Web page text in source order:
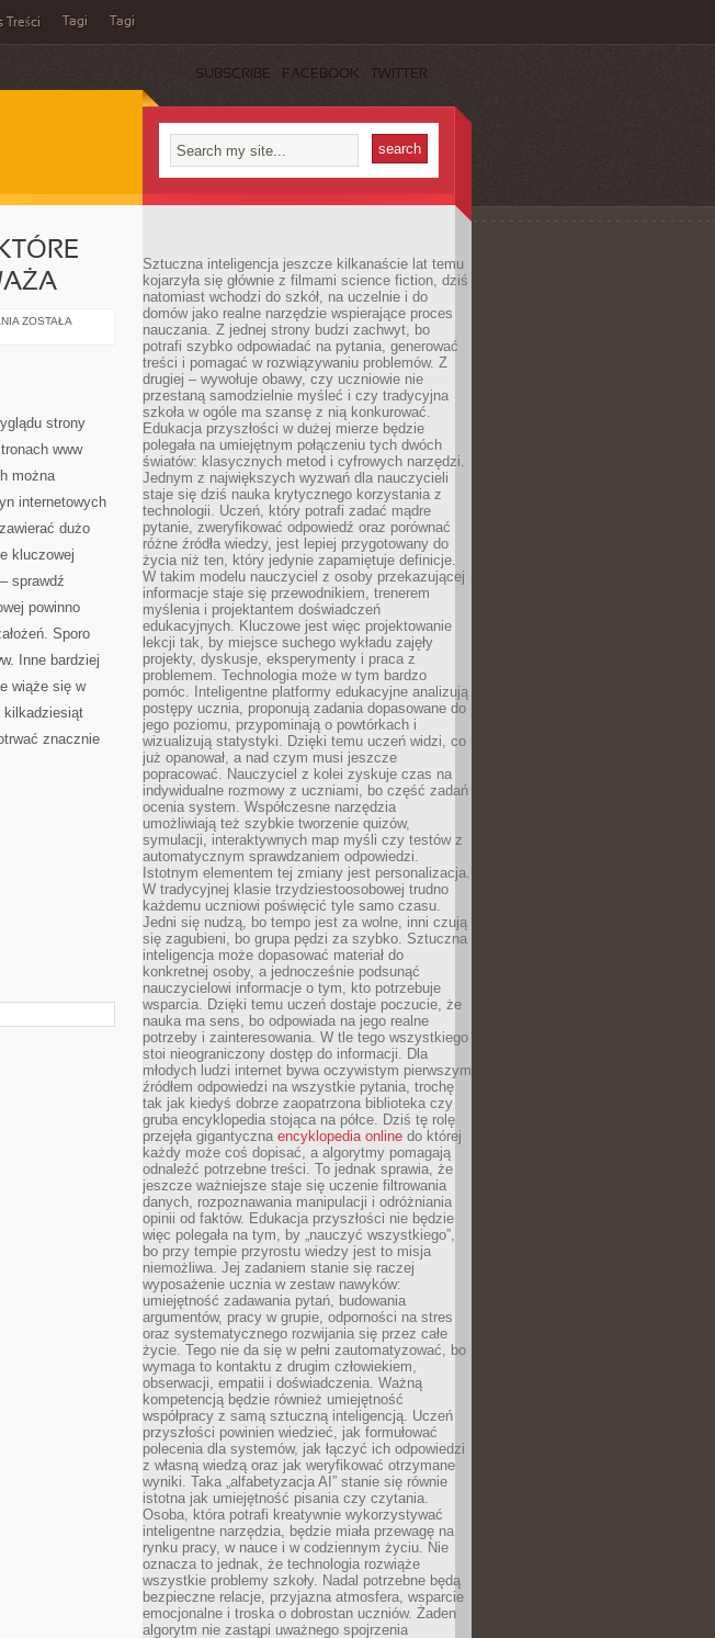
Treści Tagi Tagi
SUBSCRIBE FACEBOOK TWITTER
JEŻELI
UWAŻA
ZOSTAŁA
strony
www
można
internetowych
dużo
kluczowej
sprawdź
powinno
Sporo
Inne bardziej
wiąże się w
kilkadziesiąt
znacznie
Sztuczna inteligencja jeszcze kilkanaście lat temu
kojarzyła się głównie z filmami science fiction, dziś
natomiast wchodzi do szkół, na uczelnie i do
domów jako realne narzędzie wspierające proces
nauczania. Z jednej strony budzi zachwyt, bo
potrafi szybko odpowiadać na pytania, generować
treści i pomagać w rozwiązywaniu problemów. Z
drugiej – wywołuje obawy, czy uczniowie nie
przestaną samodzielnie myśleć i czy tradycyjna
szkoła w ogóle ma szansę z nią konkurować.
Edukacja przyszłości w dużej mierze będzie
polegała na umiejętnym połączeniu tych dwóch
światów: klasycznych metod i cyfrowych narzędzi.
Jednym z największych wyzwań dla nauczycieli
staje się dziś nauka krytycznego korzystania z
technologii. Uczeń, który potrafi zadać mądre
pytanie, zweryfikować odpowiedź oraz porównać
różne źródła wiedzy, jest lepiej przygotowany do
życia niż ten, który jedynie zapamiętuje definicje.
W takim modelu nauczyciel z osoby przekazującej
informacje staje się przewodnikiem, trenerem
myślenia i projektantem doświadczeń
edukacyjnych. Kluczowe jest więc projektowanie
lekcji tak, by miejsce suchego wykładu zajęły
projekty, dyskusje, eksperymenty i praca z
problemem. Technologia może w tym bardzo
pomóc. Inteligentne platformy edukacyjne analizują
postępy ucznia, proponują zadania dopasowane do
jego poziomu, przypominają o powtórkach i
wizualizują statystyki. Dzięki temu uczeń widzi, co
już opanował, a nad czym musi jeszcze
popracować. Nauczyciel z kolei zyskuje czas na
indywidualne rozmowy z uczniami, bo część zadań
ocenia system. Współczesne narzędzia
umożliwiają też szybkie tworzenie quizów,
symulacji, interaktywnych map myśli czy testów z
automatycznym sprawdzaniem odpowiedzi.
Istotnym elementem tej zmiany jest personalizacja.
W tradycyjnej klasie trzydziestoosobowej trudno
każdemu uczniowi poświęcić tyle samo czasu.
Jedni się nudzą, bo tempo jest za wolne, inni czują
się zagubieni, bo grupa pędzi za szybko. Sztuczna
inteligencja może dopasować materiał do
konkretnej osoby, a jednocześnie podsunąć
nauczycielowi informacje o tym, kto potrzebuje
wsparcia. Dzięki temu uczeń dostaje poczucie, że
nauka ma sens, bo odpowiada na jego realne
potrzeby i zainteresowania. W tle tego wszystkiego
stoi nieograniczony dostęp do informacji. Dla
młodych ludzi internet bywa oczywistym pierwszym
źródłem odpowiedzi na wszystkie pytania, trochę
tak jak kiedyś dobrze zaopatrzona biblioteka czy
gruba encyklopedia stojąca na półce. Dziś tę rolę
przejęła gigantyczna encyklopedia online do której
każdy może coś dopisać, a algorytmy pomagają
odnaleźć potrzebne treści. To jednak sprawia, że
jeszcze ważniejsze staje się uczenie filtrowania
danych, rozpoznawania manipulacji i odróżniania
opinii od faktów. Edukacja przyszłości nie będzie
więc polegała na tym, by „nauczyć wszystkiego”,
bo przy tempie przyrostu wiedzy jest to misja
niemożliwa. Jej zadaniem stanie się raczej
wyposażenie ucznia w zestaw nawyków:
umiejętność zadawania pytań, budowania
argumentów, pracy w grupie, odporności na stres
oraz systematycznego rozwijania się przez całe
życie. Tego nie da się w pełni zautomatyzować, bo
wymaga to kontaktu z drugim człowiekiem,
obserwacji, empatii i doświadczenia. Ważną
kompetencją będzie również umiejętność
współpracy z samą sztuczną inteligencją. Uczeń
przyszłości powinien wiedzieć, jak formułować
polecenia dla systemów, jak łączyć ich odpowiedzi
z własną wiedzą oraz jak weryfikować otrzymane
wyniki. Taka „alfabetyzacja AI” stanie się równie
istotna jak umiejętność pisania czy czytania.
Osoba, która potrafi kreatywnie wykorzystywać
inteligentne narzędzia, będzie miała przewagę na
rynku pracy, w nauce i w codziennym życiu. Nie
oznacza to jednak, że technologia rozwiąże
wszystkie problemy szkoły. Nadal potrzebne będą
bezpieczne relacje, przyjazna atmosfera, wsparcie
emocjonalne i troska o dobrostan uczniów. Żaden
algorytm nie zastąpi uważnego spojrzenia